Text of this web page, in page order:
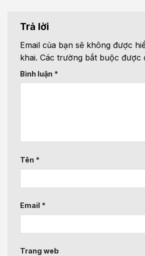
Trả lời
Email của bạn sẽ không được
khai. Các trường bắt buộc được
Bình luận *
Tên *
Email *
Trang web